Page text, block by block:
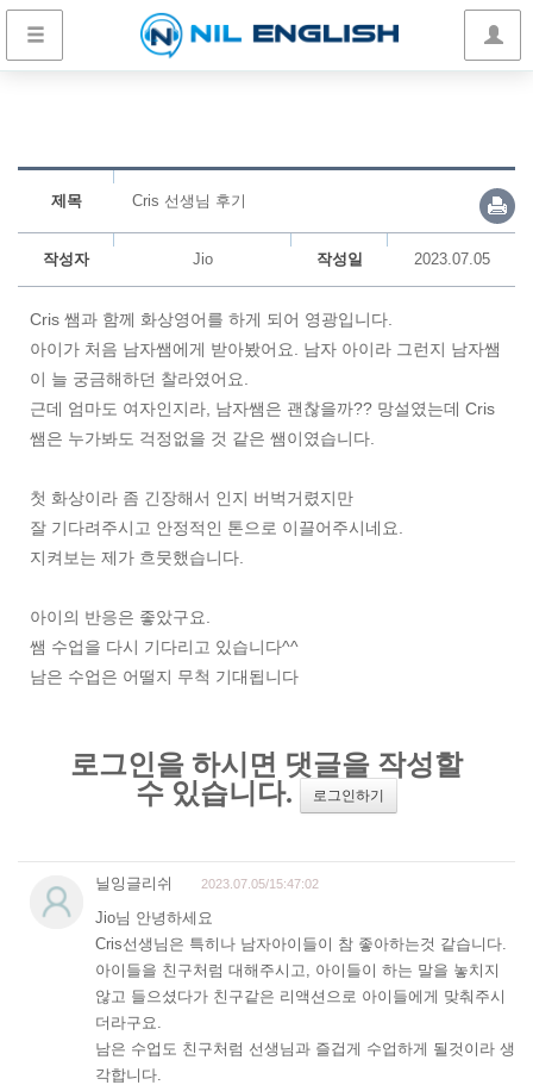
제목 Cris 선생님 후기
작성자 Jio 작성일 2023.07.05
Cris 쌤과 함께 화상영어를 하게 되어 영광입니다.
아이가 처음 남자쌤에게 받아봤어요. 남자 아이라 그런지 남자쌤
이 늘 궁금해하던 찰라였어요.
근데 엄마도 여자인지라, 남자쌤은 괜찮을까?? 망설였는데 Cris
쌤은 누가봐도 걱정없을 것 같은 쌤이였습니다.
첫 화상이라 좀 긴장해서 인지 버벅거렸지만
잘 기다려주시고 안정적인 톤으로 이끌어주시네요.
지켜보는 제가 흐뭇했습니다.
아이의 반응은 좋았구요.
쌤 수업을 다시 기다리고 있습니다^^
남은 수업은 어떨지 무척 기대됩니다